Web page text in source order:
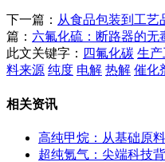
下一篇： 从食品包装到工艺
篇： 六氟化硫：断路器的无
此文关键字： 四氟化碳 生
料来源 纯度 电解 热解 催化
相关资讯
高纯甲烷：从基础原
超纯氪气：尖端科技